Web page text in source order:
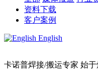
资料下载
客户案例
English
卡诺普焊接/搬运专家 始